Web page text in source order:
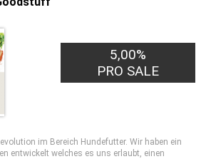
5,00%
PRO SALE
im Bereich Hundefutter. Wir haben ein
entwickelt welches es uns erlaubt, einen